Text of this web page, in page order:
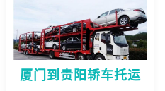
厦门到贵阳轿车托运